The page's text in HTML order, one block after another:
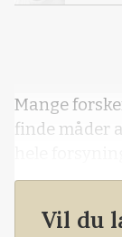
Mange
finde måder
Vil du